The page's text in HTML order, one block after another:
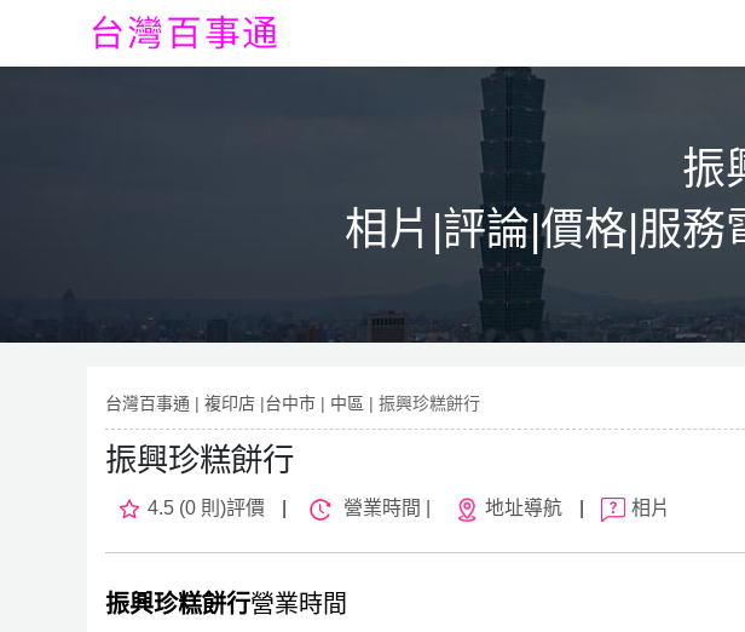
振
相片|評論|價格|服務
台灣百事通 | 複印店 |台中市 | 中區 | 振興珍糕餅行
振興珍糕餅行
4.5 (0 則)評價 營業時間 | 地址導航 相片
振興珍糕餅行營業時間